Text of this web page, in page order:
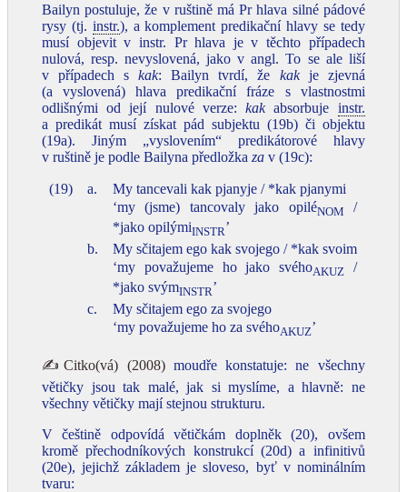
Bailyn postuluje, že v ruštině má Pr hlava silné pádové
rysy (tj. instr.), a komplement predikační hlavy se tedy
musí objevit v instr. Pr hlava je v těchto případech
nulová, resp. nevyslovená, jako v angl. To se ale liší
v případech skak: Bailyn tvrdí, že kakje zjevná
(a vyslovená) hlava predikační fráze s vlastnostmi
odlišnými od její nulové verze:kakabsorbuje instr.
a predikát musí získat pád subjektu (19b) či objektu
(19a). Jiným „vyslovením“ predikátorové hlavy
v ruštině je podle Bailyna předložka za v (19c):
(19) a.
My tancevali kak pjanyje / *kak pjanymi
‘my (jsme) tancovaly jako opiléNOM
/
*jako opilýmiINSTR’
b.
My sčitajem ego kak svojego / *kak svoim
‘my považujeme ho jako svéhoAKUZ /
*jako svýmINSTR’
c.
My sčitajem ego za svojego
‘my považujeme ho za svéhoAKUZ’
✍Citko(vá) (2008)moudře konstatuje: ne všechny
větičky jsou tak malé, jak si myslíme, a hlavně: ne
všechny větičky mají stejnou strukturu.
V češtině odpovídá větičkám doplněk (20), ovšem
kromě přechodníkových konstrukcí (20d) a infinitivů
(20e), jejichž základem je sloveso, byť v nominálním
tvaru: